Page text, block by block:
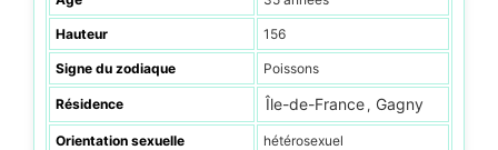
Hauteur 156
Signe du zodiaque Poissons
Résidence Île-de-France , Gagny
Orientation sexuelle hétérosexuel